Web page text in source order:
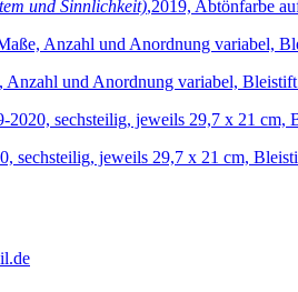
und Sinnlichkeit),2019, Abtönfarbe
Anzahl und Anordnung variabel,
sechsteilig, jeweils 29,7 x 21 cm,